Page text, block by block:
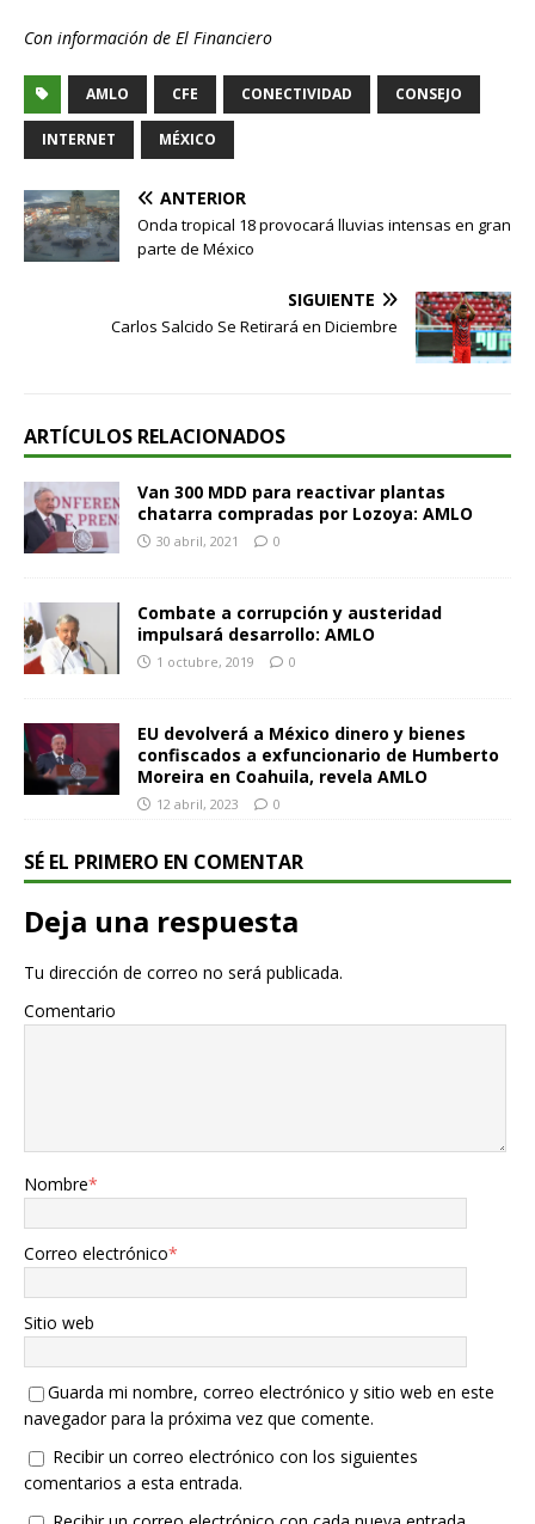
Con información de El Financiero
AMLO CFE CONECTIVIDAD CONSEJO
INTERNET MÉXICO
ANTERIOR
Onda tropical 18 provocará lluvias intensas en gran
parte de México
SIGUIENTE
Carlos Salcido Se Retirará en Diciembre
ARTÍCULOS RELACIONADOS
Van 300 MDD para reactivar plantas
chatarra compradas por Lozoya: AMLO
30 abril, 2021 0
Combate a corrupción y austeridad
impulsará desarrollo: AMLO
1 octubre, 2019 0
EU devolverá a México dinero y bienes
confiscados a exfuncionario de Humberto
Moreira en Coahuila, revela AMLO
12 abril, 2023 0
SÉ EL PRIMERO EN COMENTAR
Deja una respuesta
Tu dirección de correo no será publicada.
Comentario
Nombre*
Correo electrónico*
Sitio web
Guarda mi nombre, correo electrónico y sitio web en este
navegador para la próxima vez que comente.
Recibir un correo electrónico con los siguientes
comentarios a esta entrada.